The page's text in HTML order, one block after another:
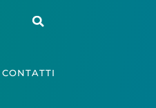
CONTATTI